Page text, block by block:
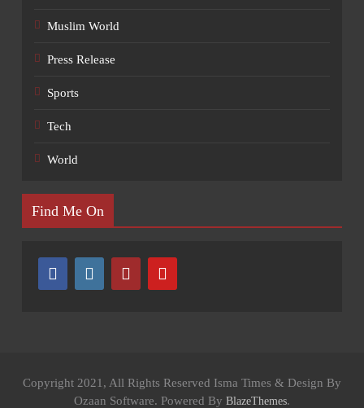
Muslim World
Press Release
Sports
Tech
World
Find Me On
Copyright 2021, All Rights Reserved Isma Times & Design By
Ozaan Software. Powered By BlazeThemes.